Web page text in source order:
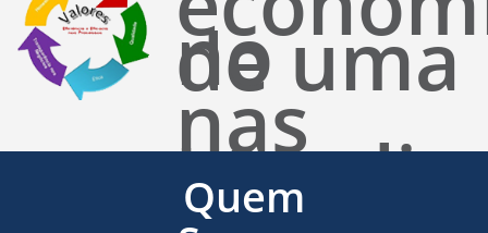
de uma
base
nas
no
Quem